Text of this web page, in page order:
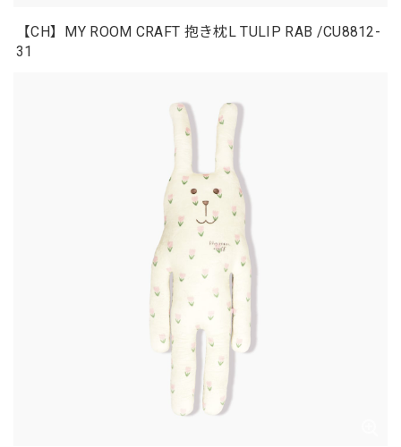
【CH】MY ROOM CRAFT 抱き枕L TULIP RAB /CU8812-
31